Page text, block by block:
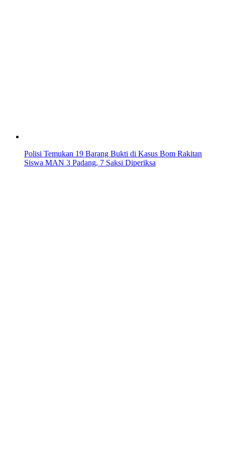
Polisi Temukan 19 Barang Bukti di Kasus Bom Rakitan
Siswa MAN 3 Padang, 7 Saksi Diperiksa